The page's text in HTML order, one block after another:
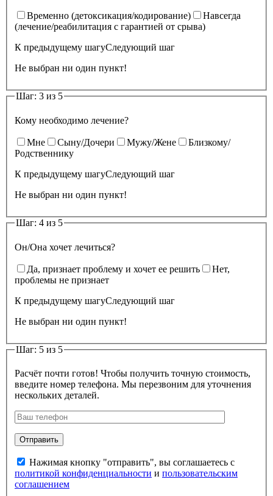
Временно (детоксикация/кодирование)
Навсегда
(лечение/реабилитация с гарантией от срыва)
К предыдущему шагуСледующий шаг
Не выбран ни один пункт!
Шаг: 3 из 5
Кому необходимо лечение?
Мне Сыну/Дочери Мужу/Жене
Близкому/
Родственнику
К предыдущему шагуСледующий шаг
Не выбран ни один пункт!
Шаг: 4 из 5
Он/Она хочет лечиться?
Да, признает проблему и хочет ее решить
Нет,
проблемы не признает
К предыдущему шагуСледующий шаг
Не выбран ни один пункт!
Шаг: 5 из 5
Расчёт почти готов! Чтобы получить точную стоимость,
введите номер телефона. Мы перезвоним для уточнения
нескольких деталей.
Нажимая кнопку "отправить", вы соглашаетесь с
политикой конфиденциальности и пользовательским
соглашением